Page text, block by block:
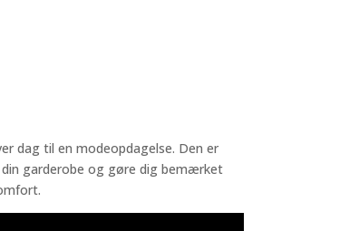
dag til en modeopdagelse. Den er
garderobe og gøre dig bemærket